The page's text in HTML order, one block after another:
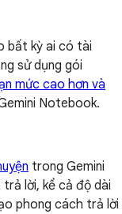
bất kỳ ai có tài
sử dụng gói
mức cao hơn và
Notebook.
trong Gemini
lời, kể cả độ dài
phong cách trả lời